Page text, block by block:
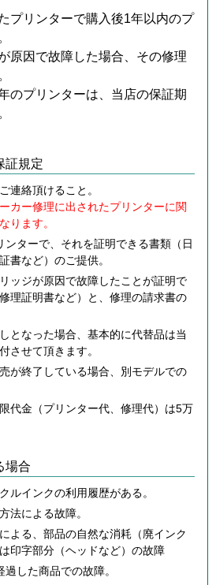
プリンターで購入後1年以内のプ
原因で故障した場合、その修理
のプリンターは、当店の保証期
証規定
連絡頂けること。
カー修理に出されたプリンターに関
ります。
ンターで、それを証明できる書類（日
書など）のご提供。
ッジが原因で故障したことが証明で
理証明書など）と、修理の請求書の
となった場合、基本的に代替品は当
させて頂きます。
が終了している場合、別モデルでの
代金（プリンター代、修理代）は5万
場合
ルインクの利用履歴がある。
法による故障。
よる、部品の自然な消耗（廃インク
印字部分（ヘッドなど）の故障
した商品での故障。